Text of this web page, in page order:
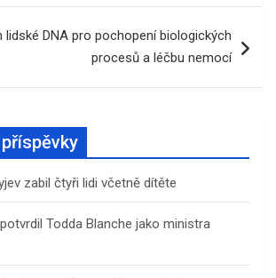
lidské DNA pro pochopení biologických
procesů a léčbu nemocí
zabil čtyři lidi včetně dítěte
Todda Blanche jako ministra